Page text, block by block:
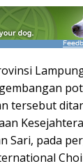
tersebut
Sari, pada